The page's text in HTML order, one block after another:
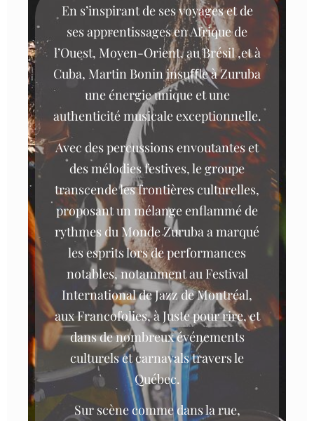
En s’inspirant de ses voyages et de
sesapprentissages en Afrique de
l’Ouest, Moyen-Orient, au Brésil ,et à
Cuba, Martin Bonin insuﬄe à Zuruba
une énergie unique et une
authenticité musicale exceptionnelle.
Avec des percussions envoutantes et
des mélodies festives, le groupe
transcende les frontières culturelles,
proposant un mélange enflammé de
rythmes du Monde Zuruba a marqué
les esprits lors de performances
notables, notamment au Festival
International de Jazz de Montréal,
aux Francofolies, à Juste pour rire, et
dans de nombreux événements
culturels et carnavals travers le
Québec.
Sur scène comme dans la rue,